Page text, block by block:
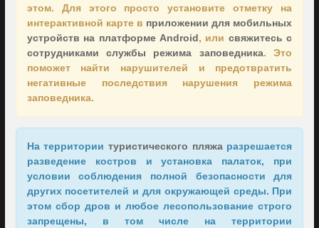
этом. Для этого просто установите отметку на
интерактивной карте в приложении для мобильных
устройств на платформе Android, или свяжитесь с
сотрудниками службы режима заповедника. Это
поможет найти нарушителей и предотвратить
негативные последствия нарушения режима
заповедника.
На территории туристического пляжаразрешается
разведение костров и установка палаток, при
условии соблюдения полной безопасности для
других посетителей и для окружающей среды. При
этом сбор дров и любое лесопользование строго
запрещены, в том числе на территории